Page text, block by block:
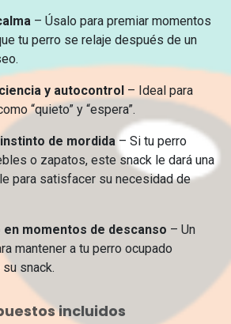
– Úsalo para premiar momentos
tu perro se relaje después de un
y autocontrol – Ideal para
“quieto” y “espera”.
de mordida – Si tu perro
o zapatos, este snack le dará una
para satisfacer su necesidad de
momentos de descanso – Un
mantener a tu perro ocupado
snack.
incluidos